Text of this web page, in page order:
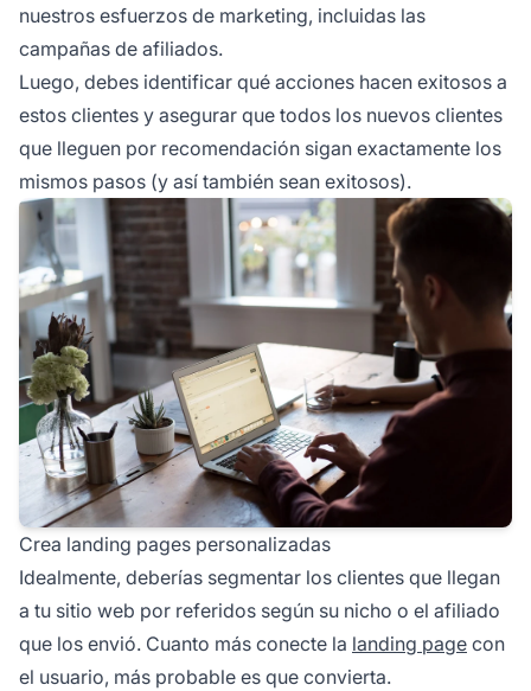
nuestros esfuerzos de marketing, incluidas las
campañas de afiliados.
Luego, debes identificar qué acciones hacen exitosos a
estos clientes y asegurar que todos los nuevos clientes
que lleguen por recomendación sigan exactamente los
mismos pasos (y así también sean exitosos).
Crea landing pages personalizadas
Idealmente, deberías segmentar los clientes que llegan
a tu sitio web por referidos según su nicho o el afiliado
que los envió. Cuanto más conecte la landing page con
el usuario, más probable es que convierta.